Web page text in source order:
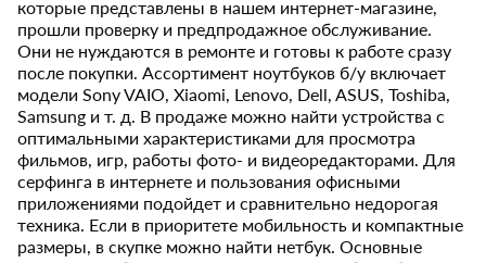
которые представлены в нашем интернет-магазине,
прошли проверку и предпродажное обслуживание.
Они не нуждаются в ремонте и готовы к работе сразу
после покупки. Ассортимент ноутбуков б/у включает
модели Sony VAIO, Xiaomi, Lenovo, Dell, ASUS, Toshiba,
Samsung и т. д. В продаже можно найти устройства с
оптимальными характеристиками для просмотра
фильмов, игр, работы фото- и видеоредакторами. Для
серфинга в интернете и пользования офисными
приложениями подойдет и сравнительно недорогая
техника. Если в приоритете мобильность и компактные
размеры, в скупке можно найти нетбук. Основные